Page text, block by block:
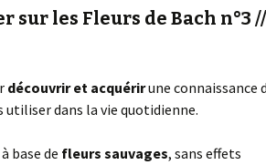
sur les Fleurs de Bach n°3 //
découvrir et acquérirune connaissance
utiliser dans la vie quotidienne.
base de fleurs sauvages, sans effets